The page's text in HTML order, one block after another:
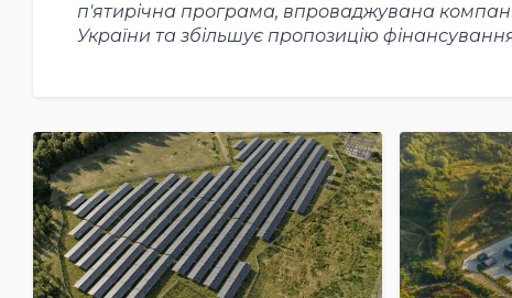
п'ятирічна програма, впроваджувана
України та збільшує пропозицію